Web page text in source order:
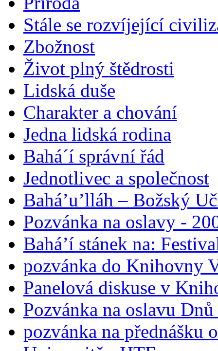
Stále se rozvíjející
Zbožnost
Život plný štědrosti
Lidská duše
Charakter a chování
Jedna lidská rodina
Bahá´í správní řád
Jednotlivec a společnost
Bahá’u’lláh – Božský
Pozvánka na oslavy -
Bahá’í stánek na:
pozvánka do Knihovny
Panelová diskuse v
Pozvánka na oslavu
pozvánka na přednášku